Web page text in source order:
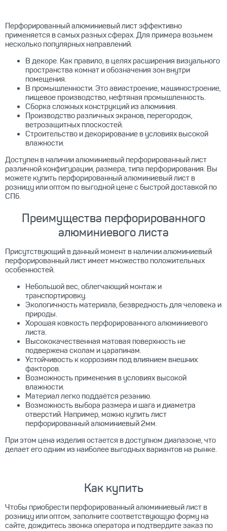
Перфорированный алюминиевый лист эффективно
применяется в самых разных сферах. Для примера возьмем
несколько популярных направлений.
В декоре. Как правило, в целях расширения визуального
пространства комнат и обозначения зон внутри
помещения.
В промышленности. Это авиастроение, машиностроение,
пищевое производство, нефтяная промышленность.
Сборка сложных конструкций из алюминия.
Производство различных экранов, перегородок,
ветрозащитных плоскостей.
Строительство и декорирование в условиях высокой
влажности.
Доступен в наличии алюминиевый перфорированный лист
различной конфигурации, размера, типа перфорирования. Вы
можете купить перфорированный алюминиевый лист в
розницу или оптом по выгодной цене с быстрой доставкой по
СПб.
Преимущества перфорированного
алюминиевого листа
Присутствующий в данный момент в наличии алюминиевый
перфорированный лист имеет множество положительных
особенностей.
Небольшой вес, облегчающий монтаж и
транспортировку.
Экологичность материала, безвредность для человека и
природы.
Хорошая ковкость перфорированного алюминиевого
листа.
Высококачественная матовая поверхность не
подвержена сколам и царапинам.
Устойчивость к коррозиям под влиянием внешних
факторов.
Возможность применения в условиях высокой
влажности.
Материал легко поддаётся резанию.
Возможность выбора размера и шага и диаметра
отверстий. Например, можно купить лист
перфорированный алюминиевый 2мм.
При этом цена изделия остается в доступном диапазоне, что
делает его одним из наиболее выгодных вариантов на рынке.
Как купить
Чтобы приобрести перфорированный алюминиевый лист в
розницу или оптом, заполните соответствующую форму на
сайте, дождитесь звонка оператора и подтвердите заказ по